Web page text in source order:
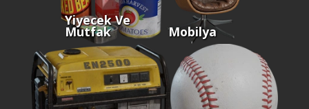
Yiyecek Ve
Mutfak Mobilya